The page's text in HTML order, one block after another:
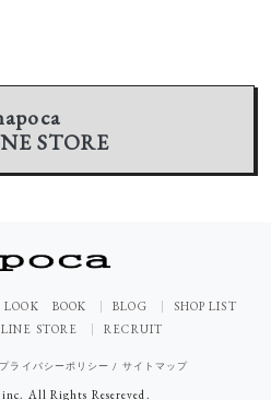
STORE
LOOK BOOK BLOG
SHOP LIST
STORE RECRUIT
プライバシーポリシー / サイトマップ
All Rights Resereved.